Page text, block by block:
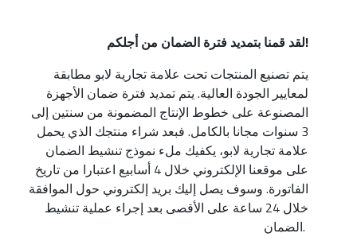
لقد قمنا بتمديد فترة الضمان من أجلكم!
يتم تصنيع المنتجات تحت علامة تجارية لابو مطابقة
لمعايير الجودة العالية. يتم تمديد فترة ضمان الأجهزة
المصنوعة على خطوط الإنتاج المضمونة من سنتين إلى
3 سنوات مجانا بالكامل. فبعد شراء منتجك الذي يحمل
علامة تجارية لابو، يكفيك ملء نموذج تنشيط الضمان
على موقعنا الإلكتروني خلال 4 أسابيع اعتبارا من تاريخ
الفاتورة. وسوف يصل إليك بريد إلكتروني حول الموافقة
خلال 24 ساعة على الأقصى بعد إجراء عملية تنشيط
الضمان.